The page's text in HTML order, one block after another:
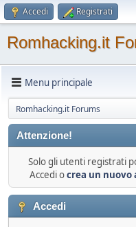
Accedi Registrati
Romhacking.it
Menu principale
Romhacking.it Forums
Attenzione!
Solo gli utenti registrati
Accedi ocrea un nuovo
Accedi